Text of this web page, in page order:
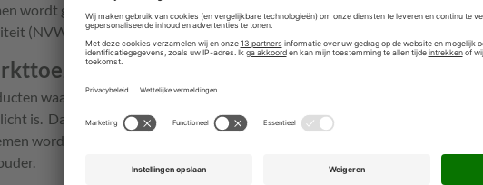
wordt gegeven door de sectorale toezichthouder. De Nederlandse Voedsel-
(NVWA) blijft bijvoorbeeld speelgoed keuren, ook als er AI in verwerkt zit.
waarin hoog risico-AI verwerkt wordt, waarvoor nu nog geen CE-
is. Daarvoor komt het toezicht bij de AP te liggen, los van de sector
worden ingezet. De AP wordt daarmee de zogeheten